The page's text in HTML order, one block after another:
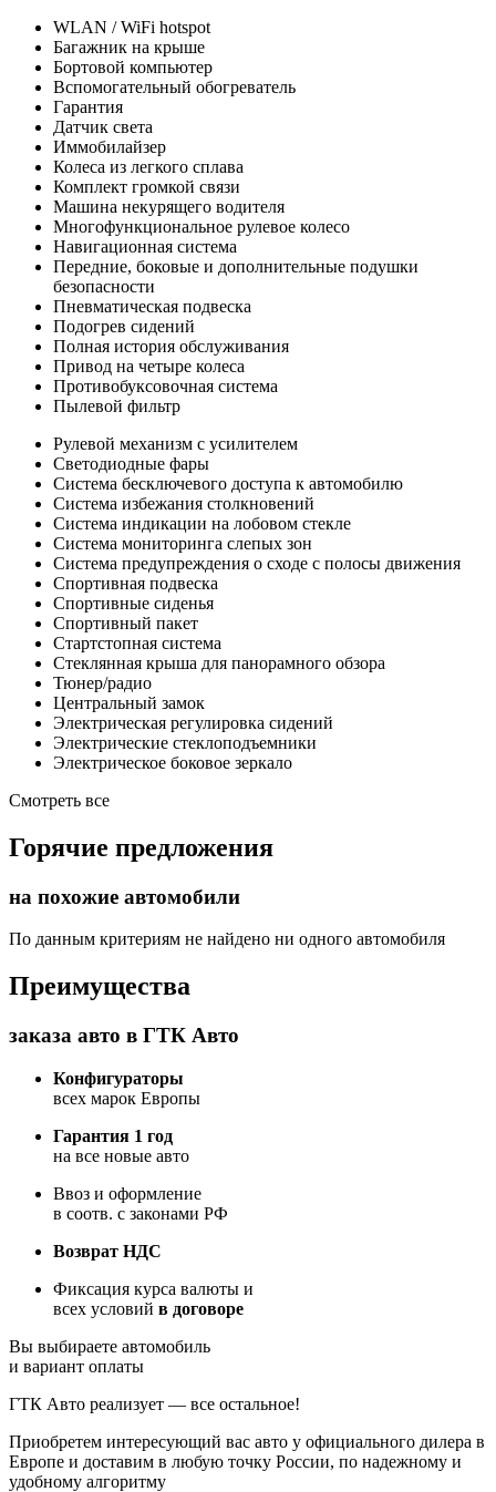
WLAN / WiFi hotspot
Багажник на крыше
Бортовой компьютер
Вспомогательный обогреватель
Гарантия
Датчик света
Иммобилайзер
Колеса из легкого сплава
Комплект громкой связи
Машина некурящего водителя
Многофункциональное рулевое колесо
Навигационная система
Передние, боковые и дополнительные подушки
безопасности
Пневматическая подвеска
Подогрев сидений
Полная история обслуживания
Привод на четыре колеса
Противобуксовочная система
Пылевой фильтр
Рулевой механизм с усилителем
Светодиодные фары
Система бесключевого доступа к автомобилю
Система избежания столкновений
Система индикации на лобовом стекле
Система мониторинга слепых зон
Система предупреждения о сходе с полосы движения
Спортивная подвеска
Спортивные сиденья
Спортивный пакет
Стартстопная система
Стеклянная крыша для панорамного обзора
Тюнер/радио
Центральный замок
Электрическая регулировка сидений
Электрические стеклоподъемники
Электрическое боковое зеркало
Смотреть все
Горячие предложения
на похожие автомобили
По данным критериям не найдено ни одного автомобиля
Преимущества
заказа авто в ГТК Авто
Конфигураторы
всех марок Европы
Гарантия 1 год
на все новые авто
Ввоз и оформление
в соотв. с законами РФ
Возврат НДС
Фиксация курса валюты и
всех условий в договоре
Вы выбираете автомобиль
и вариант оплаты
ГТК Авто реализует — все остальное!
Приобретем интересующий вас авто у официального дилера в
Европе и доставим в любую точку России, по надежному и
удобному алгоритму